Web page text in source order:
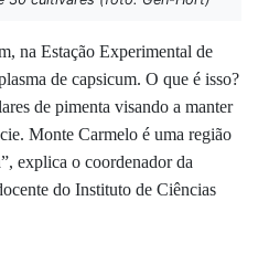
na Estação Experimental de
de capsicum. O que é isso?
de pimenta visando a manter
Monte Carmelo é uma região
explica o coordenador da
do Instituto de Ciências